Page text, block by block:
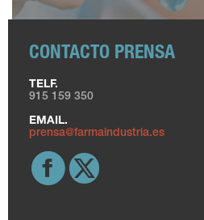
CONTACTO PRENSA
TELF.
915 159 350
EMAIL.
prensa@farmaindustria.es